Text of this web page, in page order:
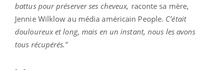
battus pour préserver ses cheveux, raconte sa mère,
Jennie Wilklow au média américain People. C’était
douloureux et long, mais en un instant, nous les avons
tous récupérés."